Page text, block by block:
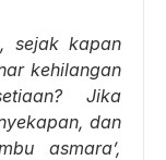
sejak kapan
kehilangan
Jika
dan
asmara’,